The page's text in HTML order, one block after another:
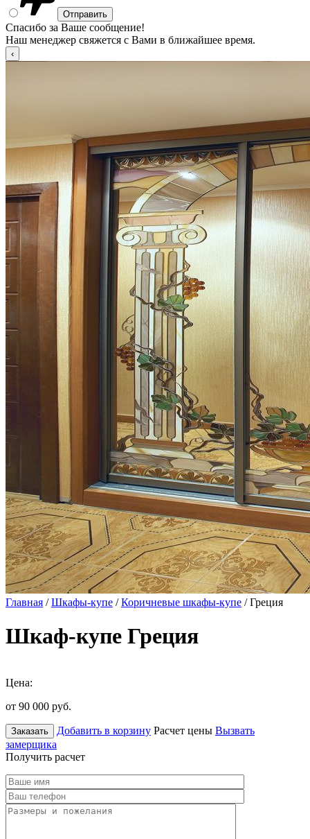
Спасибо за Ваше сообщение!
Наш менеджер свяжется с Вами в ближайшее время.
Главная /Шкафы-купе /Коричневые шкафы-купе / Греция
Шкаф-купе Греция
Цена:
от 90 000 руб.
Заказать Добавить в корзину Расчет цены Вызвать
замерщика
Получить расчет